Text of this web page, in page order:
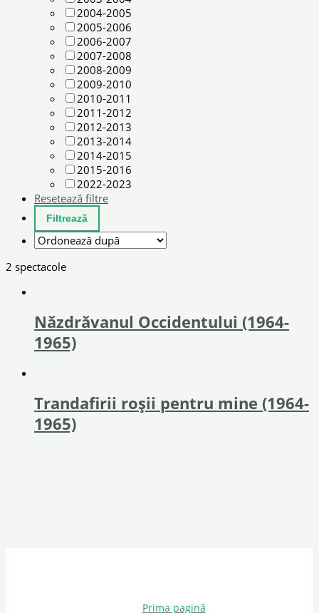
2004-2005
2005-2006
2006-2007
2007-2008
2008-2009
2009-2010
2010-2011
2011-2012
2012-2013
2013-2014
2014-2015
2015-2016
2022-2023
Resetează filtre
2 spectacole
Năzdrăvanul Occidentului (1964-
1965)
Trandafirii roşii pentru mine (1964-
1965)
Prima pagină